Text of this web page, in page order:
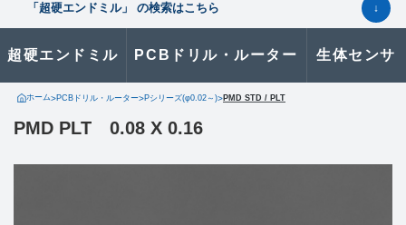
「超硬エンドミル」 の検索はこちら ↓
超硬エンドミル PCBドリル・ルーター 生体センサ
製品に関するお問い合わせはこちら
お問い合わせ
ホーム>PCBドリル・ルーター>Pシリーズ(φ0.02～)> PMD STD / PLT
PMD PLT 0.08 X 0.16